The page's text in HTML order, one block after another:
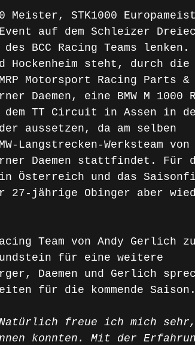
Meister, STK1000
Event auf dem Schleizer
des BCC Racing Teams
Hockenheim steht, durch die
Motorsport Racing Parts &
Daemen, eine BMW M 1000
TT Circuit in Assen in
aussetzen, da am selben
Langstrecken-Werksteam von
Daemen stattfindet. Für
in Österreich und das
27-jährige Obinger aber
Team von Andy Gerlich
für eine weitere
Daemen und Gerlich
für die kommende
freue ich mich
konnten. Mit der